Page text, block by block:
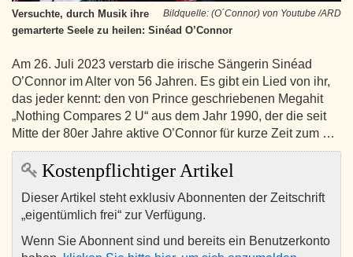
Bildquelle: (O´Connor) von Youtube /ARD
Versuchte, durch Musik ihre
gemarterte Seele zu heilen: Sinéad O’Connor
Am 26. Juli 2023 verstarb die irische Sängerin Sinéad
O’Connor im Alter von 56 Jahren. Es gibt ein Lied von ihr,
das jeder kennt: den von Prince geschriebenen Megahit
„Nothing Compares 2 U“ aus dem Jahr 1990, der die seit
Mitte der 80er Jahre aktive O’Connor für kurze Zeit zum …
Kostenpflichtiger Artikel
Dieser Artikel steht exklusiv Abonnenten der Zeitschrift
„eigentümlich frei“ zur Verfügung.
Wenn Sie Abonnent sind und bereits ein Benutzerkonto